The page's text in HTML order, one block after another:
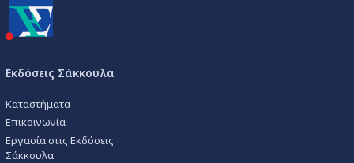
Εκδόσεις Σάκκουλα
Καταστήματα
Επικοινωνία
Εργασία στις Εκδόσεις
Σάκκουλα